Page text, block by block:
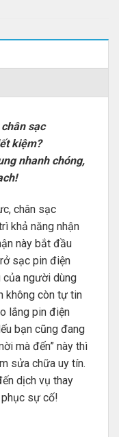
sạc
kiệm?
nhanh chóng,
chân sạc
khả năng nhận
này bắt đầu
sạc pin điện
của người dùng
không còn tự tin
lắng pin điện
bạn cũng đang
mà đến” này thì
sửa chữa uy tín.
dịch vụ thay
sự cố!